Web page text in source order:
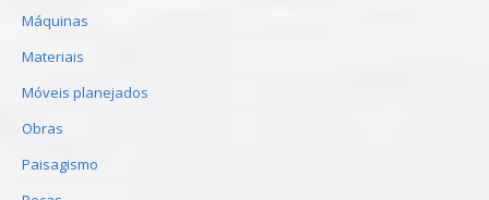
Máquinas
Materiais
Móveis planejados
Obras
Paisagismo